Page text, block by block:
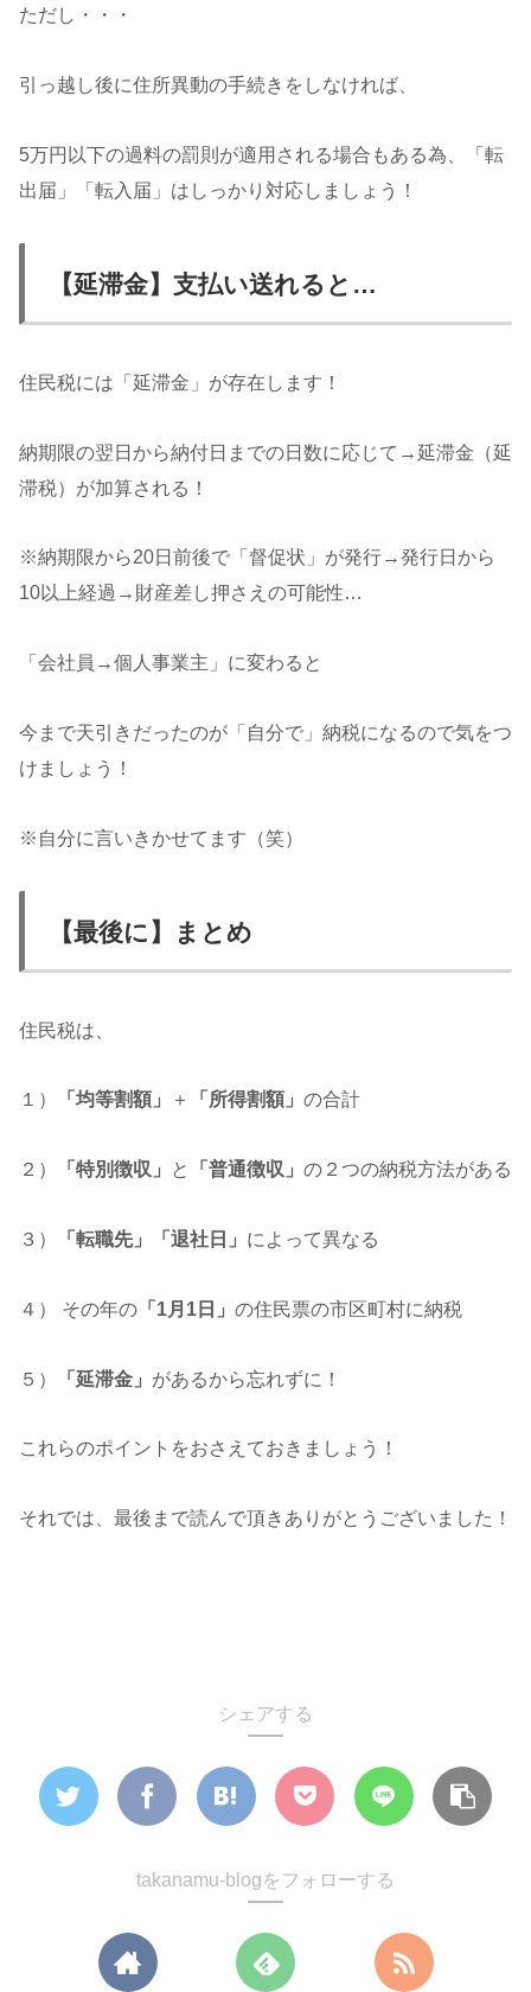
ただし・・・
引っ越し後に住所異動の手続きをしなければ、
5万円以下の過料の罰則が適用される場合もある為、「転
出届」「転入届」はしっかり対応しましょう！
【延滞金】支払い送れると…
住民税には「延滞金」が存在します！
納期限の翌日から納付日までの日数に応じて→延滞金（延
滞税）が加算される！
※納期限から20日前後で「督促状」が発行→発行日から
10以上経過→財産差し押さえの可能性…
「会社員→個人事業主」に変わると
今まで天引きだったのが「自分で」納税になるので気をつ
けましょう！
※自分に言いきかせてます（笑）
【最後に】まとめ
住民税は、
１） 「均等割額」 ＋ 「所得割額」 の合計
２） 「特別徴収」 と 「普通徴収」 の２つの納税方法がある
３） 「転職先」「退社日」 によって異なる
４） その年の 「1月1日」 の住民票の市区町村に納税
５） 「延滞金」 があるから忘れずに！
これらのポイントをおさえておきましょう！
それでは、最後まで読んで頂きありがとうございました！
シェアする
takanamu-blogをフォローする